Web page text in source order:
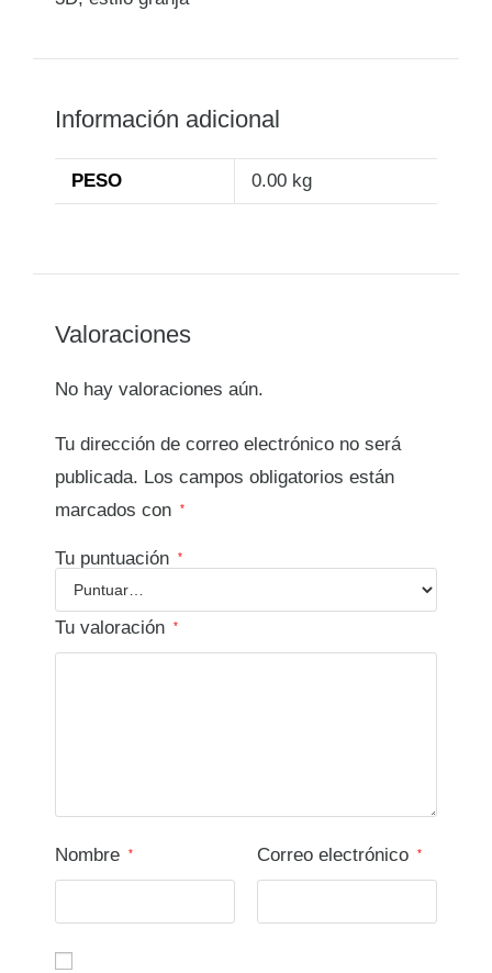
Información adicional
PESO 0.00 kg
Valoraciones
No hay valoraciones aún.
Tu dirección de correo electrónico no será
publicada. Los campos obligatorios están
marcados con
*
Tu puntuación *
Tu valoración *
Nombre * Correo electrónico *